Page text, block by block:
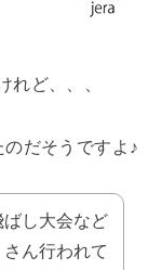
れど、、、
だそうですよ♪
し大会など
ん行われて